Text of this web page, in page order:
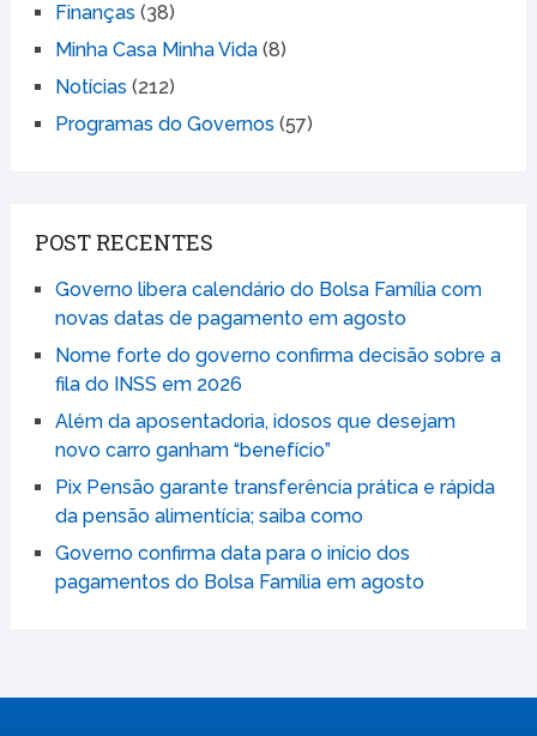
Finanças (38)
Minha Casa Minha Vida(8)
Notícias (212)
Programas do Governos (57)
POST RECENTES
Governo libera calendário do Bolsa Família com
novas datas de pagamento em agosto
Nome forte do governo confirma decisão sobre a
fila do INSS em 2026
Além da aposentadoria, idosos que desejam
novo carro ganham “benefício”
Pix Pensão garante transferência prática e rápida
da pensão alimentícia; saiba como
Governo confirma data para o início dos
pagamentos do Bolsa Família em agosto